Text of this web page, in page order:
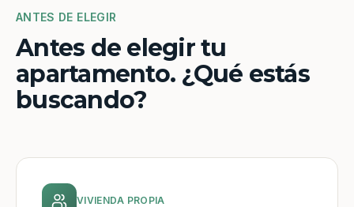
ANTES DE ELEGIR
Antes de elegir tu
apartamento. ¿Qué estás
buscando?
VIVIENDA PROPIA